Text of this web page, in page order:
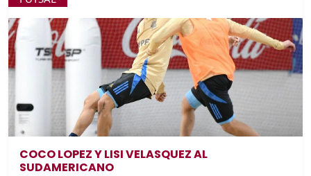
COCO LOPEZ Y LISI VELASQUEZ AL
SUDAMERICANO